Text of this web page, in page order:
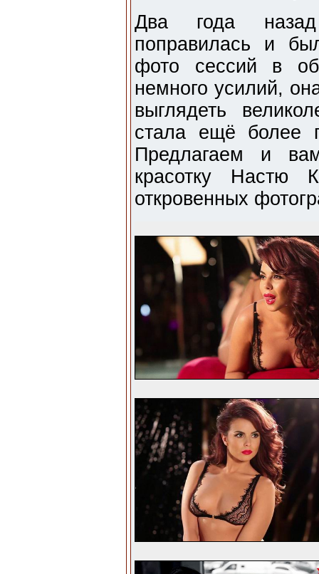
Два года
поправилась и
фото сессий в
немного усилий,
выглядеть
стала ещё более
Предлагаем и
красотку Настю
откровенных